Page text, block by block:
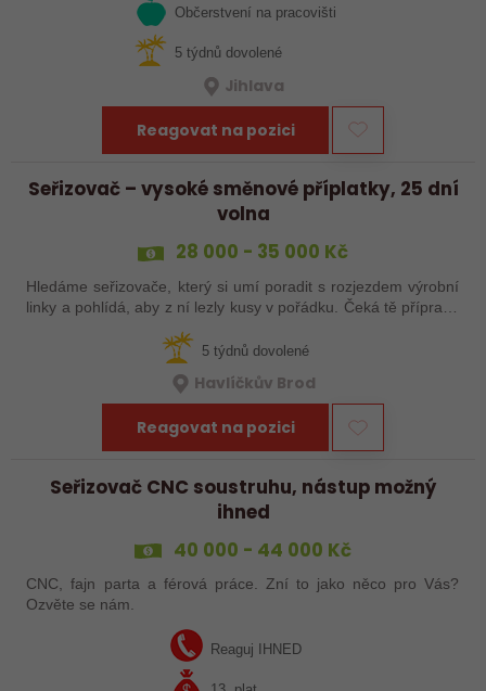
Občerstvení na pracovišti
5 týdnů dovolené
Jihlava
Reagovat na pozici
Seřizovač – vysoké směnové příplatky, 25 dní
volna
28 000 - 35 000 Kč
Hledáme seřizovače, který si umí poradit s rozjezdem výrobní
linky a pohlídá, aby z ní lezly kusy v pořádku. Čeká tě příprava
5 týdnů dovolené
Havlíčkův Brod
Reagovat na pozici
Seřizovač CNC soustruhu, nástup možný
ihned
40 000 - 44 000 Kč
CNC, fajn parta a férová práce. Zní to jako něco pro Vás?
Ozvěte se nám.
Reaguj IHNED